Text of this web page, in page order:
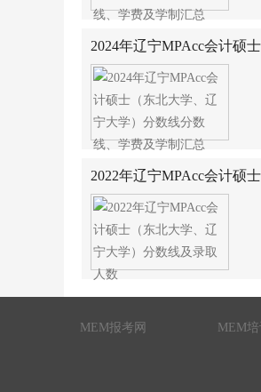
2024年辽宁MPAcc会计硕
制汇总
2022年辽宁MPAcc会计硕
MEM报考网 MEM